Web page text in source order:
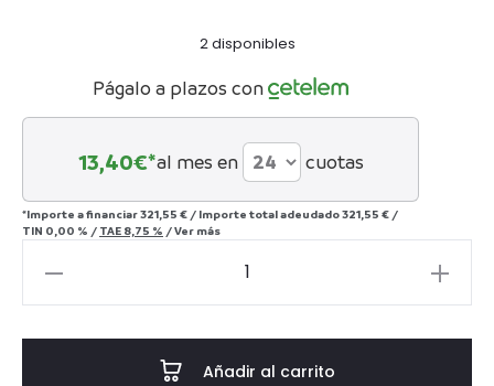
2 disponibles
Págalo a plazos con
13,40€*al mes en cuotas
*Importe a financiar321,55 € / Importe total adeudado321,55 € /
TIN 0,00 % / TAE 8,75 % /Ver más
Añadir al carrito